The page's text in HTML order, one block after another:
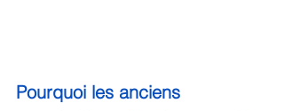
Pourquoi les anciens